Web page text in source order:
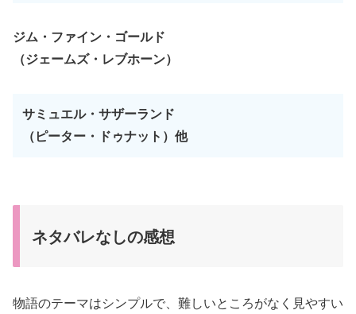
ジム・ファイン・ゴールド
（ジェームズ・レブホーン）
サミュエル・サザーランド
（ピーター・ドゥナット）他
ネタバレなしの感想
物語のテーマはシンプルで、難しいところがなく見やすい